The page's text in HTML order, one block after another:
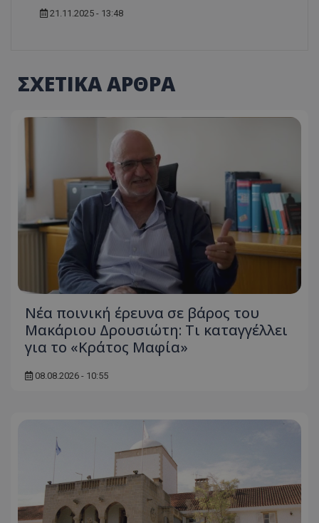
21.11.2025 - 13:48
ΣΧΕΤΙΚΑ ΑΡΘΡΑ
Νέα ποινική έρευνα σε βάρος του
Μακάριου Δρουσιώτη: Τι καταγγέλλει
για το «Κράτος Μαφία»
08.08.2026 - 10:55